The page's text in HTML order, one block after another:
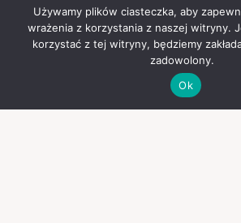
Używamy plików ciasteczka, aby
wrażenia z korzystania z naszej witryny.
korzystać z tej witryny, będziemy
zadowolony.
Ok